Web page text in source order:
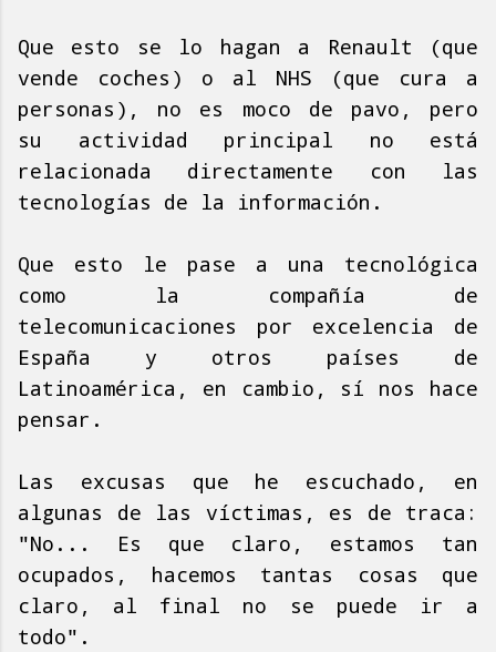
Que esto se lo hagan a Renault (que
vende coches) o al NHS (que cura a
personas), no es moco de pavo, pero
su actividad principal no está
relacionada directamente con las
tecnologías de la información.
Que esto le pase a una tecnológica
como la compañía de
telecomunicaciones por excelencia de
España y otros países de
Latinoamérica, en cambio, sí nos hace
pensar.
Las excusas que he escuchado, en
algunas de las víctimas, es de traca:
"No... Es que claro, estamos tan
ocupados, hacemos tantas cosas que
claro, al final no se puede ir a
todo".